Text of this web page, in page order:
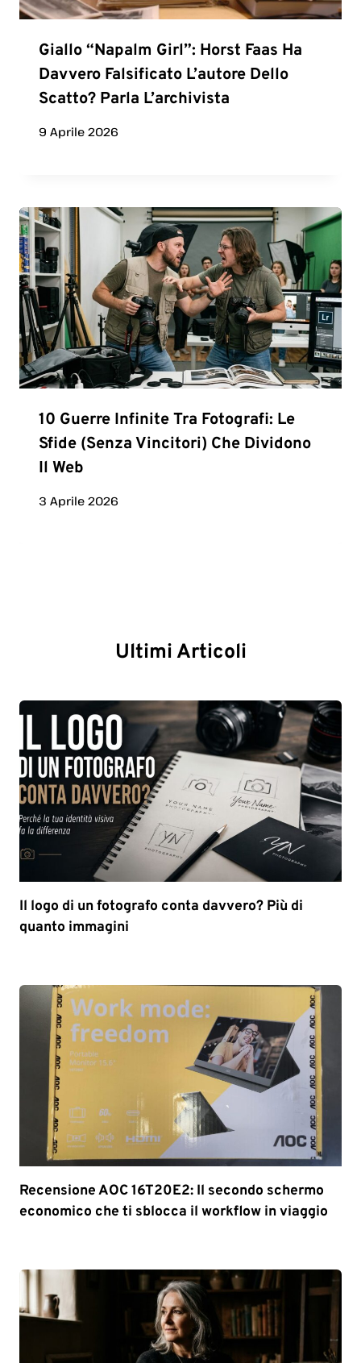
Giallo “Napalm Girl”: Horst Faas Ha
Davvero Falsificato L’autore Dello
Scatto? Parla L’archivista
9 Aprile 2026
10 Guerre Infinite Tra Fotografi: Le
Sfide (senza Vincitori) Che Dividono
Il Web
3 Aprile 2026
Ultimi Articoli
Il logo di un fotografo conta davvero? Più di
quanto immagini
Recensione AOC 16T20E2: Il secondo schermo
economico che ti sblocca il workflow in viaggio